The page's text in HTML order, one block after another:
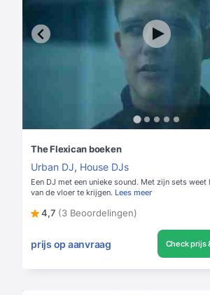
The Flexican boeken
Urban DJ, House DJs
Een DJ met een unieke sound. Met zijn sets
van de vloer te krijgen. Lees meer
4,7 (3 Beoordelingen)
prijs op aanvraag Check prijs